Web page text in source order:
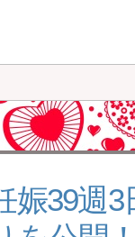
娠39週